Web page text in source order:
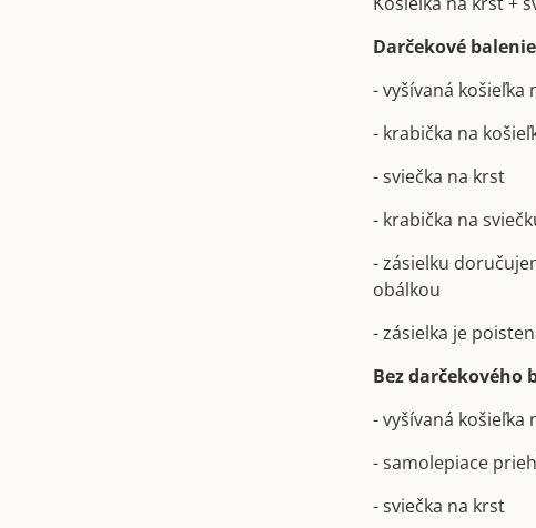
Darčekové
- vyšívaná košieľka
- krabička na
- sviečka na krst
- krabička na
- zásielku
obálkou
- zásielka je
Bez darčekového
- vyšívaná košieľka
- samolepiace
- sviečka na krst